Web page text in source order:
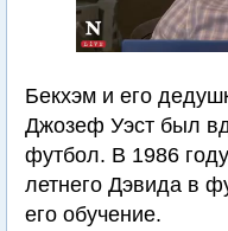
Бекхэм и его
Джозеф Уэст был
футбол. В 1986
летнего Дэвида в
его обучение.